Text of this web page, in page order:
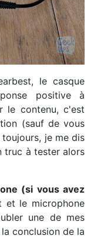
le casque
positive à
le contenu, c'est
(sauf de vous
je me dis
truc à tester alors
(si vous avez
et le microphone
une de mes
conclusion de la